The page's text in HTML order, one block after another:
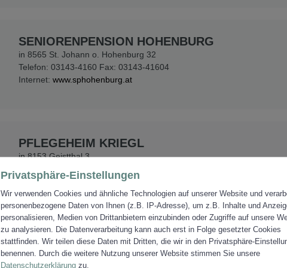
SENIORENPENSION HOHENBURG
in 8565 St. Johann o. Hohenburg 32
Telefon: 03143-4160 Fax: 03143-41604
Internet: www.sphohenburg.at
PFLEGEHEIM KRIEGL
in 8153 Geistthal 3
SENIOREN-ZENTRUM KÖFLACH – SZKÖ
Grazer Straße 8, 8580 Köflach
Tel.: 03144 / 70 8 04 / Fax: 03144 / 70 8 04 444
Privatsphäre-Einstellungen
Wir verwenden Cookies und ähnliche Technologien auf unserer Website und
personenbezogene Daten von Ihnen (z.B. IP-Adresse), um z.B. Inhalte und
personalisieren, Medien von Drittanbietern einzubinden oder Zugriffe auf unsere
zu analysieren. Die Datenverarbeitung kann auch erst in Folge gesetzter Cookies
stattfinden. Wir teilen diese Daten mit Dritten, die wir in den Privatsphäre-
benennen. Durch die weitere Nutzung unserer Website stimmen Sie unsere
Datenschutzerklärung zu.